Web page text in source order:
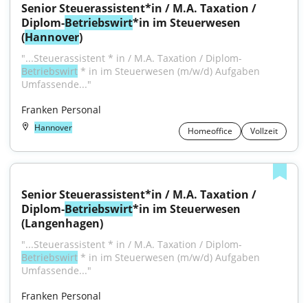
Senior Steuerassistent*in / M.A. Taxation /
Diplom-Betriebswirt*in im Steuerwesen
(Hannover)
"...Steuerassistent * in / M.A. Taxation / Diplom-
Betriebswirt * in im Steuerwesen (m/w/d) Aufgaben
Umfassende..."
Franken Personal
Hannover Homeoffice Vollzeit
Senior Steuerassistent*in / M.A. Taxation /
Diplom-Betriebswirt*in im Steuerwesen
(Langenhagen)
"...Steuerassistent * in / M.A. Taxation / Diplom-
Betriebswirt * in im Steuerwesen (m/w/d) Aufgaben
Umfassende..."
Franken Personal